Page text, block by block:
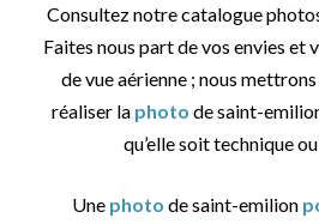
Consultez notre catalogue
Faites nous part de vos envies et
de vue aérienne ; nous
réaliser la photo de saint-
qu’elle soit technique
Une photo de saint-emilion